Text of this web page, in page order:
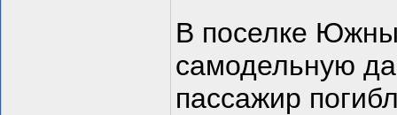
В поселке
самодельную
пассажир